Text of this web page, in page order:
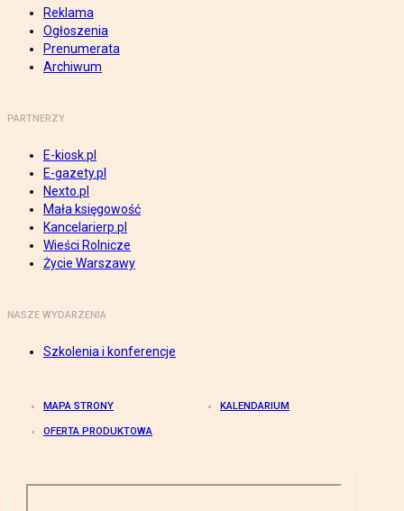
Reklama
Ogłoszenia
Prenumerata
Archiwum
PARTNERZY
E-kiosk.pl
E-gazety.pl
Nexto.pl
Mała księgowość
Kancelarierp.pl
Wieści Rolnicze
Życie Warszawy
NASZE WYDARZENIA
Szkolenia i konferencje
MAPA STRONY KALENDARIUM
OFERTA PRODUKTOWA